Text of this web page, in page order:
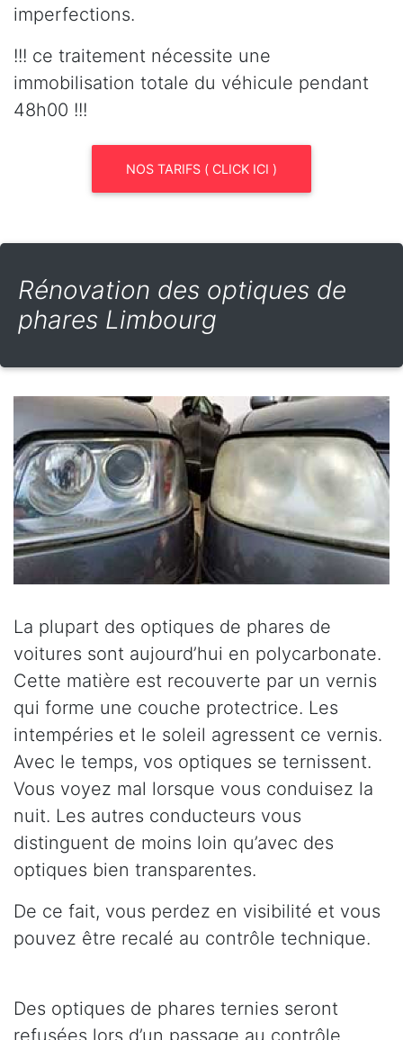
imperfections.
!!! ce traitement nécessite une
immobilisation totale du véhicule pendant
48h00 !!!
NOS TARIFS ( CLICK ICI )
Rénovation des optiques de
phares Limbourg
La plupart des optiques de phares de
voitures sont aujourd’hui en polycarbonate.
Cette matière est recouverte par un vernis
qui forme une couche protectrice. Les
intempéries et le soleil agressent ce vernis.
Avec le temps, vos optiques se ternissent.
Vous voyez mal lorsque vous conduisez la
nuit. Les autres conducteurs vous
distinguent de moins loin qu’avec des
optiques bien transparentes.
De ce fait, vous perdez en visibilité et vous
pouvez être recalé au contrôle technique.
Des optiques de phares ternies seront